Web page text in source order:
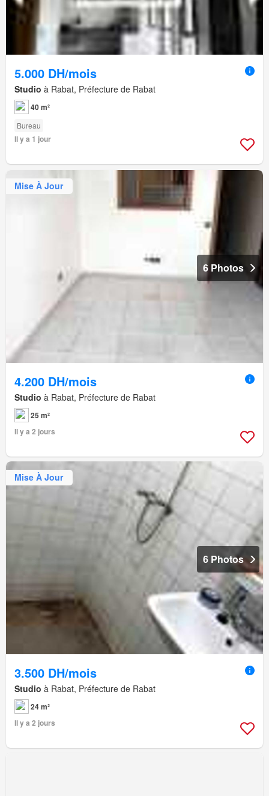
5.000 DH/mois
Studio à Rabat, Préfecture de Rabat
40 m²
Bureau
Il y a 1 jour
Mise À Jour
6 Photos
4.200 DH/mois
Studio à Rabat, Préfecture de Rabat
25 m²
Il y a 2 jours
Mise À Jour
6 Photos
3.500 DH/mois
Studio à Rabat, Préfecture de Rabat
24 m²
Il y a 2 jours